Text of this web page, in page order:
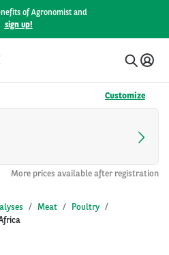
of Agronomist and
sign up!
Customize
More prices available after registration
Meat
Poultry